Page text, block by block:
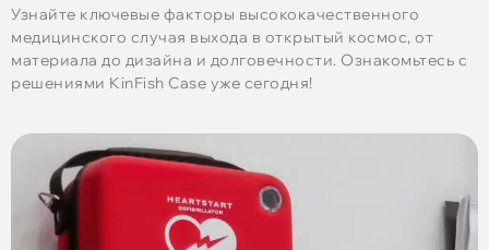
Узнайте ключевые факторы высококачественного
медицинского случая выхода в открытый космос, от
материала до дизайна и долговечности. Ознакомьтесь с
решениями KinFish Case уже сегодня!